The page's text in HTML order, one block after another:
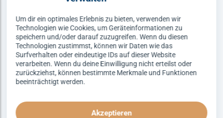
Um dir ein optimales Erlebnis zu bieten, verwenden wir
Technologien wie Cookies, um Geräteinformationen zu
speichern und/oder darauf zuzugreifen. Wenn du diesen
Technologien zustimmst, können wir Daten wie das
Surfverhalten oder eindeutige IDs auf dieser Website
verarbeiten. Wenn du deine Einwilligung nicht erteilst oder
zurückziehst, können bestimmte Merkmale und Funktionen
beeinträchtigt werden.
Akzeptieren
Optionen
können
auf
der
Produktseite
gewählt